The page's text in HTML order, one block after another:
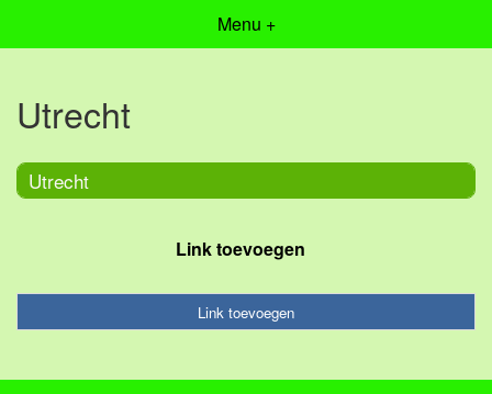
Menu +
Utrecht
Utrecht
Link toevoegen
Link toevoegen